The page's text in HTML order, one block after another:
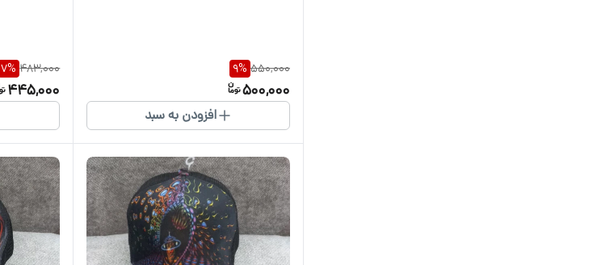
550,000
9%
500,000
افزودن به سبد
483,000
7%
445,000